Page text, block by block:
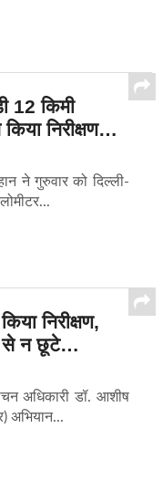
12 किमी
निरीक्षण…
ने गुरुवार को दिल्ली-
निरीक्षण,
से न छूटे…
अधिकारी डॉ. आशीष
अभियान...